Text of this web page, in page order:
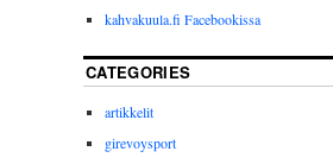
kahvakuula.fi Facebookissa
CATEGORIES
artikkelit
girevoysport